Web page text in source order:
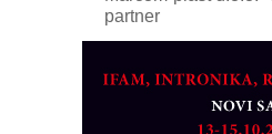
partner
obradu!
Razvoj
PLC AKYTEC